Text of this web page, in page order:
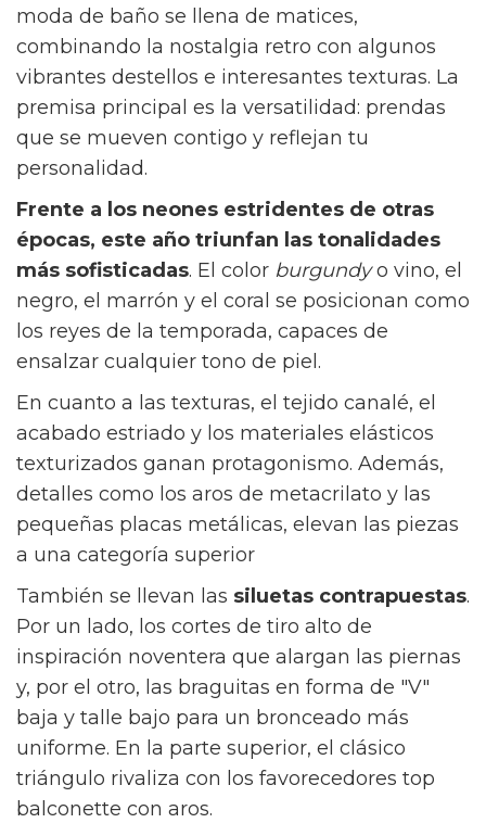
moda de baño se llena de matices,
combinando la nostalgia retro con algunos
vibrantes destellos e interesantes texturas. La
premisa principal es la versatilidad: prendas
que se mueven contigo y reflejan tu
personalidad.
Frente a los neones estridentes de otras
épocas, este año triunfan las tonalidades
más sofisticadas. El color burgundyo vino, el
negro, el marrón y el coral se posicionan como
los reyes de la temporada, capaces de
ensalzar cualquier tono de piel.
En cuanto a las texturas, el tejido canalé, el
acabado estriado y los materiales elásticos
texturizados ganan protagonismo. Además,
detalles como los aros de metacrilato y las
pequeñas placas metálicas, elevan las piezas
a una categoría superior
También se llevan las siluetas contrapuestas.
Por un lado, los cortes de tiro alto de
inspiración noventera que alargan las piernas
y, por el otro, las braguitas en forma de "V"
baja y talle bajo para un bronceado más
uniforme. En la parte superior, el clásico
triángulo rivaliza con los favorecedores top
balconette con aros.